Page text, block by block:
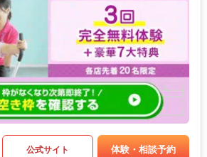
公式サイト 体験・相談予約